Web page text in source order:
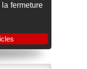
fermeture